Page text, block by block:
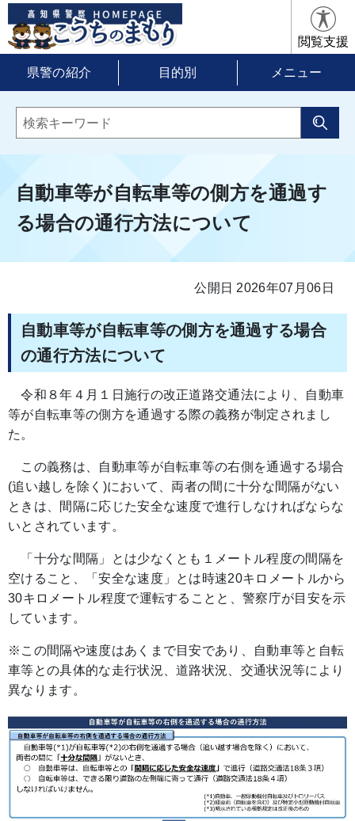
閲覧支援
県警の紹介 目的別 メニュー
自動車等が自転車等の側方を通過す
る場合の通行方法について
公開日 2026年07月06日
自動車等が自転車等の側方を通過する場合
の通行方法について
令和８年４月１日施行の改正道路交通法により、自動車
等が自転車等の側方を通過する際の義務が制定されまし
た。
この義務は、自動車等が自転車等の右側を通過する場合
(追い越しを除く)において、両者の間に十分な間隔がない
ときは、間隔に応じた安全な速度で進行しなければならな
いとされています。
「十分な間隔」とは少なくとも１メートル程度の間隔を
空けること、「安全な速度」とは時速20キロメートルから
30キロメートル程度で運転することと、警察庁が目安を示
しています。
※この間隔や速度はあくまで目安であり、自動車等と自転
車等との具体的な走行状況、道路状況、交通状況等により
異なります。